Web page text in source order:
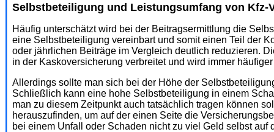
Selbstbeteiligung und Leistungsumfang von Kfz-
Häufig unterschätzt wird bei der Beitragsermittlung die
eine Selbstbeteiligung vereinbart und somit einen Teil der
oder jährlichen Beiträge im Vergleich deutlich reduzieren.
in der Kaskoversicherung verbreitet und wird immer
Allerdings sollte man sich bei der Höhe der
Schließlich kann eine hohe Selbstbeteiligung in einem
man zu diesem Zeitpunkt auch tatsächlich tragen können
herauszufinden, um auf der einen Seite die
bei einem Unfall oder Schaden nicht zu viel Geld selbst auf